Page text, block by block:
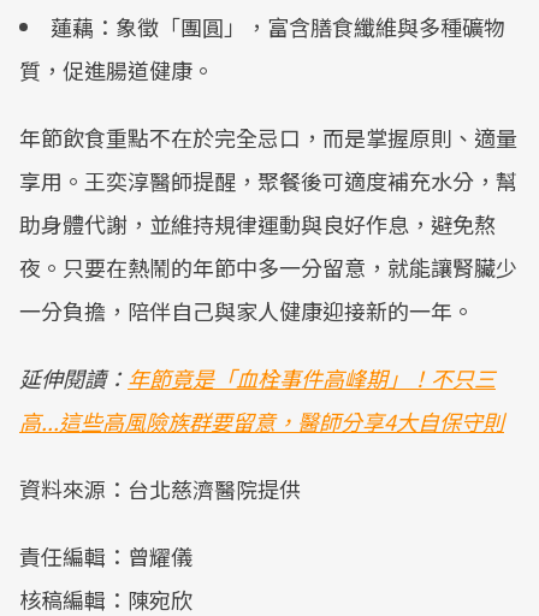
蓮藕：象徵「團圓」，富含膳食纖維與多種礦物
質，促進腸道健康。
年節飲食重點不在於完全忌口，而是掌握原則、適量
享用。王奕淳醫師提醒，聚餐後可適度補充水分，幫
助身體代謝，並維持規律運動與良好作息，避免熬
夜。只要在熱鬧的年節中多一分留意，就能讓腎臟少
一分負擔，陪伴自己與家人健康迎接新的一年。
延伸閱讀：年節竟是「血栓事件高峰期」！不只三
高...這些高風險族群要留意，醫師分享4大自保守則
資料來源：台北慈濟醫院提供
責任編輯：曾耀儀
核稿編輯：陳宛欣